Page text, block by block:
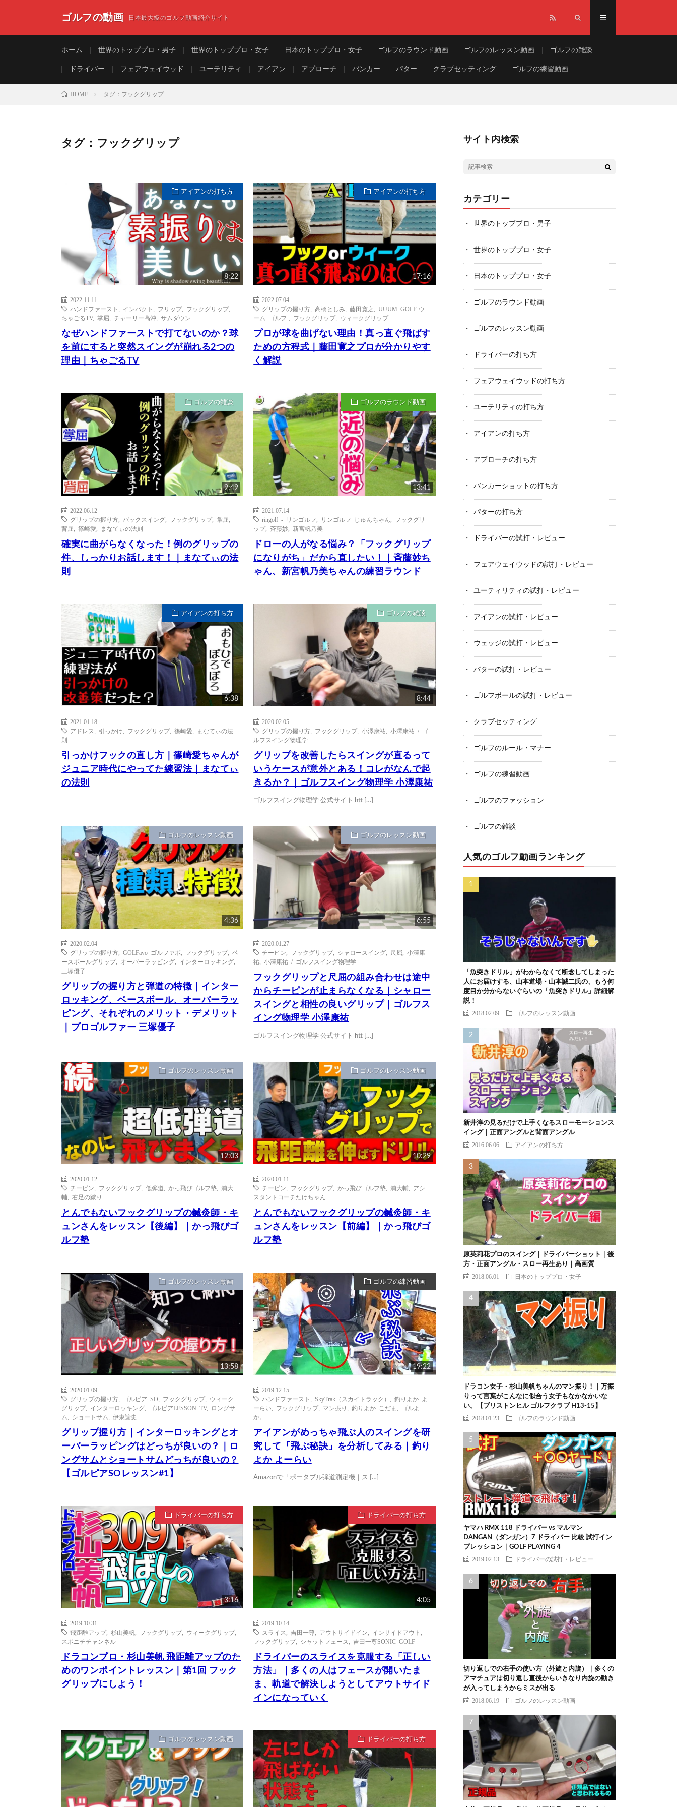
ゴルフの動画 日本最大級のゴルフ動画紹介サイト
ホーム 世界のトッププロ・男子 世界のトッププロ・女子 日本のトッププロ・女子 ゴルフのラウンド動画 ゴルフのレッスン動画 ゴルフの雑談
ドライバー フェアウェイウッド ユーテリティ アイアン アプローチ バンカー パター クラブセッティング ゴルフの練習動画
HOME タグ：フックグリップ
タグ：フックグリップ
アイアンの打ち方
8:22
2022.11.11
ハンドファースト
インパクト フリップ, フックグリップ,
ちゃごるTV, 掌屈 チャーリー高沖 サムダウン
なぜハンドファーストで打てないのか？球
を前にすると突然スイングが崩れる2つの
理由｜ちゃごるTV
アイアンの打ち方
17:16
2022.07.04
グリップの握り方 ,高橋としみ ,藤田寛之 ,UUUM GOLF-ウ
ーム ゴルフ-
フックグリップ, ウィークグリップ
プロが球を曲げない理由！真っ直ぐ飛ばす
ための方程式｜藤田寛之プロが分かりやす
く解説
ゴルフの雑談
9:49
2022.06.12
グリップの握り方
バックスイング フックグリップ, 掌屈
背屈
篠崎愛 まなてぃの法則
確実に曲がらなくなった！例のグリップの
件、しっかりお話します！｜まなてぃの法
則
ゴルフのラウンド動画
13:41
2021.07.14
ringolf - リンゴルフ
リンゴルフ じゅんちゃん
フックグリ
ップ, 斉藤妙 新宮帆乃美
ドローの人がなる悩み？「フックグリップ
になりがち」だから直したい！｜斉藤妙ち
ゃん、新宮帆乃美ちゃんの練習ラウンド
アイアンの打ち方
6:38
2021.01.18
アドレス
引っかけ フックグリップ, 篠崎愛
まなてぃの法
則
引っかけフックの直し方｜篠崎愛ちゃんが
ジュニア時代にやってた練習法｜まなてぃ
の法則
ゴルフの雑談
8:44
2020.02.05
グリップの握り方
フックグリップ,小澤康祐 ,小澤康祐 / ゴ
ルフスイング物理学
グリップを改善したらスイングが直るって
いうケースが意外とある！コレがなんで起
きるか？｜ゴルフスイング物理学 小澤康祐
ゴルフスイング物理学 公式サイト htt […]
ゴルフのレッスン動画
4:36
2020.02.04
グリップの握り方
GOLFavo ゴルファボ フックグリップ, ベ
ースボールグリップ, オーバーラッピング インターロッキング
三塚優子
グリップの握り方と弾道の特徴｜インター
ロッキング、ベースボール、オーバーラッ
ピング、それぞれのメリット・デメリット
｜プロゴルファー 三塚優子
ゴルフのレッスン動画
6:55
2020.01.27
チーピン
フックグリップ, シャロースイング 尺屈 ,小澤康
祐 ,小澤康祐 / ゴルフスイング物理学
フックグリップと尺屈の組み合わせは途中
からチーピンが止まらなくなる｜シャロー
スイングと相性の良いグリップ｜ゴルフス
イング物理学 小澤康祐
ゴルフスイング物理学 公式サイト htt […]
ゴルフのレッスン動画
12:03
2020.01.12
チーピン
フックグリップ, 低弾道 かっ飛びゴルフ塾
浦大
輔
右足の蹴り
とんでもないフックグリップの鍼灸師・キ
ュンさんをレッスン【後編】｜かっ飛びゴ
ルフ塾
ゴルフのレッスン動画
10:29
2020.01.11
チーピン
フックグリップ,かっ飛びゴルフ塾 ,浦大輔
アシ
スタントコーチたけちゃん
とんでもないフックグリップの鍼灸師・キ
ュンさんをレッスン【前編】｜かっ飛びゴ
ルフ塾
ゴルフのレッスン動画
13:58
2020.01.09
グリップの握り方
ゴルピア SO フックグリップ, ウィーク
グリップ, インターロッキング ゴルピアLESSON TV,
ロングサ
ム
ショートサム 伊東諭史
グリップ握り方｜インターロッキングとオ
ーバーラッピングはどっちが良いの？｜ロ
ングサムとショートサムどっちが良いの？
【ゴルピアSOレッスン#1】
ゴルフの練習動画
19:22
2019.12.15
ハンドファースト
SkyTrak（スカイトラック） ,釣りよか よ
ーらい
フックグリップ, マン振り ,釣りよか こだま
ゴルよ
か。
アイアンがめっちゃ飛ぶ人のスイングを研
究して「飛ぶ秘訣」を分析してみる｜釣り
よか よーらい
Amazonで「ポータブル弾道測定機｜ス […]
ドライバーの打ち方
3:16
2019.10.31
飛距離アップ, 杉山美帆 フックグリップ, ウィークグリップ,
スポニチチャンネル
ドラコンプロ・杉山美帆 飛距離アップのた
めのワンポイントレッスン｜第1回 フック
グリップにしよう！
ドライバーの打ち方
4:05
2019.10.14
スライス
,吉田一尊 アウトサイドイン インサイドアウト
フックグリップ, シャットフェース ,吉田一尊SONIC GOLF
ドライバーのスライスを克服する「正しい
方法」｜多くの人はフェースが開いたま
ま、軌道で解決しようとしてアウトサイド
インになっていく
ゴルフのレッスン動画 ドライバーの打ち方
サイト内検索
カテゴリー
世界のトッププロ・男子
世界のトッププロ・女子
日本のトッププロ・女子
ゴルフのラウンド動画
ゴルフのレッスン動画
ドライバーの打ち方
フェアウェイウッドの打ち方
ユーテリティの打ち方
アイアンの打ち方
アプローチの打ち方
バンカーショットの打ち方
パターの打ち方
ドライバーの試打・レビュー
フェアウェイウッドの試打・レビュー
ユーティリティの試打・レビュー
アイアンの試打・レビュー
ウェッジの試打・レビュー
パターの試打・レビュー
ゴルフボールの試打・レビュー
クラブセッティング
ゴルフのルール・マナー
ゴルフの練習動画
ゴルフのファッション
ゴルフの雑談
人気のゴルフ動画ランキング
「魚突きドリル」がわからなくて断念してしまった
人にお届けする、山本道場・山本誠二氏の、もう何
度目か分からないぐらいの「魚突きドリル」詳細解
説！
2018.02.09 ゴルフのレッスン動画
新井淳の見るだけで上手くなるスローモーションス
イング｜正面アングルと背面アングル
2016.06.06 アイアンの打ち方
原英莉花プロのスイング｜ドライバーショット｜後
方・正面アングル・スロー再生あり｜高画質
2018.06.01 日本のトッププロ・女子
ドラコン女子・杉山美帆ちゃんのマン振り！｜万振
りって言葉がこんなに似合う女子もなかなかいな
い。【ブリストンヒル ゴルフクラブ H13-15】
2018.01.23 ゴルフのラウンド動画
ヤマハ RMX 118 ドライバー vs マルマン
DANGAN（ダンガン）7 ドライバー 比較 試打イン
プレッション｜GOLF PLAYING 4
2019.02.13 ドライバーの試打・レビュー
切り返しでの右手の使い方（外旋と内旋）｜多くの
アマチュアは切り返し直後からいきなり内旋の動き
が入ってしまうからミスが出る
2018.06.19 ゴルフのレッスン動画